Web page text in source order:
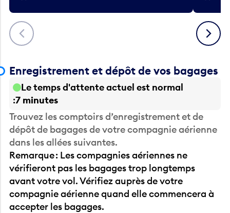
Précédent Suivant
Enregistrement et dépôt de vos bagages
Le temps d'attente actuel est normal
7 minutes
Trouvez les comptoirs d’enregistrement et de
dépôt de bagages de votre compagnie aérienne
dans les allées suivantes.
Remarque : Les compagnies aériennes ne
vérifieront pas les bagages trop longtemps
avant votre vol. Vérifiez auprès de votre
compagnie aérienne quand elle commencera à
accepter les bagages.